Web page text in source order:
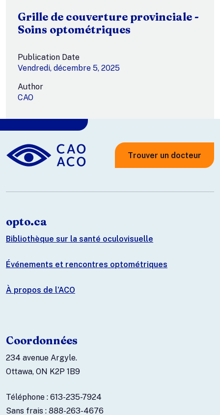
Grille de couverture provinciale -
Soins optométriques
Publication Date
Vendredi, décembre 5, 2025
Author
CAO
Trouver un docteur
opto.ca
Bibliothèque sur la santé oculovisuelle
Événements et rencontres optométriques
À propos de l’ACO
Coordonnées
234 avenue Argyle.
Ottawa, ON K2P 1B9
Téléphone : 613-235-7924
Sans frais : 888-263-4676